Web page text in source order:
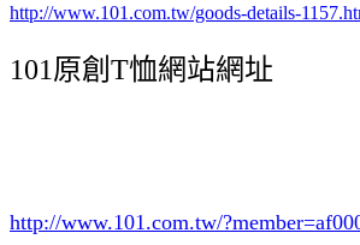
http://www.101.com.tw/goods-details-
101原創T恤網站網址
http://www.101.com.tw/